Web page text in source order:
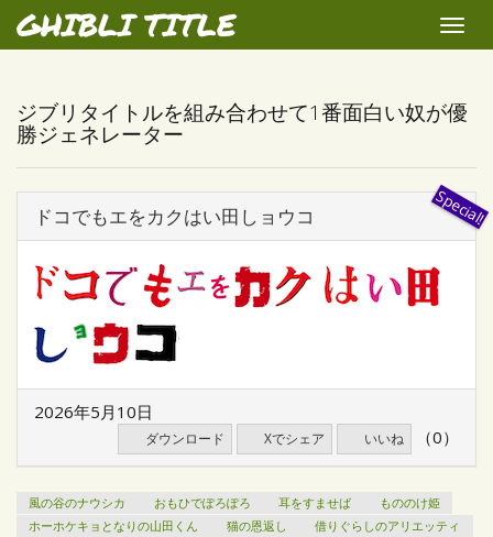
GHIBLI TITLE
Toggle
ジブリタイトルを組み合わせて1番面白い奴が優
勝ジェネレーター
ドコでもエをカクはい田しョウコ
2026年5月10日
ダウンロード Xでシェア いいね （0）
風の谷のナウシカ おもひでぽろぽろ 耳をすませば
もののけ姫
ホーホケキョとなりの山田くん
猫の恩返し
借りぐらしのアリエッティ